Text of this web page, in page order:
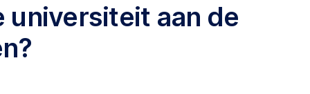
universiteit aan de